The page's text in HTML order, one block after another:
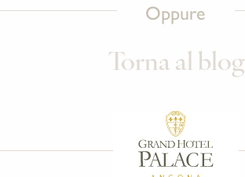
Oppure
Torna al blog